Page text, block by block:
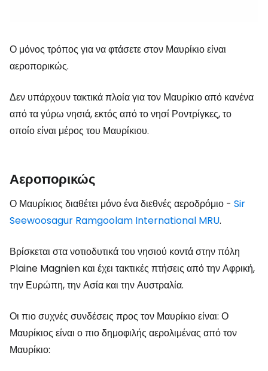
Ο μόνος τρόπος για να φτάσετε στον Μαυρίκιο είναι
αεροπορικώς.
Δεν υπάρχουν τακτικά πλοία για τον Μαυρίκιο από κανένα
από τα γύρω νησιά, εκτός από το νησί Ροντρίγκες, το
οποίο είναι μέρος του Μαυρίκιου.
Αεροπορικώς
Ο Μαυρίκιος διαθέτει μόνο ένα διεθνές αεροδρόμιο - Sir
Seewoosagur Ramgoolam International MRU.
Βρίσκεται στα νοτιοδυτικά του νησιού κοντά στην πόλη
Plaine Magnien και έχει τακτικές πτήσεις από την Αφρική,
την Ευρώπη, την Ασία και την Αυστραλία.
Οι πιο συχνές συνδέσεις προς τον Μαυρίκιο είναι: Ο
Μαυρίκιος είναι ο πιο δημοφιλής αερολιμένας από τον
Μαυρίκιο: